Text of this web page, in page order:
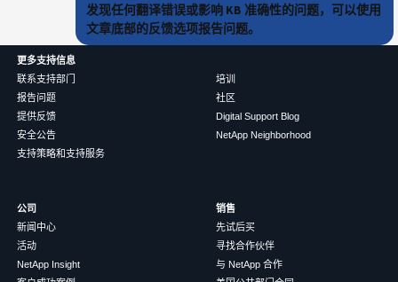
发现任何翻译错误或影响 KB 准确性的问题，可以使用
文章底部的反馈选项报告问题。
更多支持信息
联系支持部门
报告问题
提供反馈
安全公告
支持策略和支持服务
培训
社区
Digital Support Blog
NetApp Neighborhood
公司
新闻中心
活动
NetApp Insight
销售
先试后买
寻找合作伙伴
与 NetApp 合作